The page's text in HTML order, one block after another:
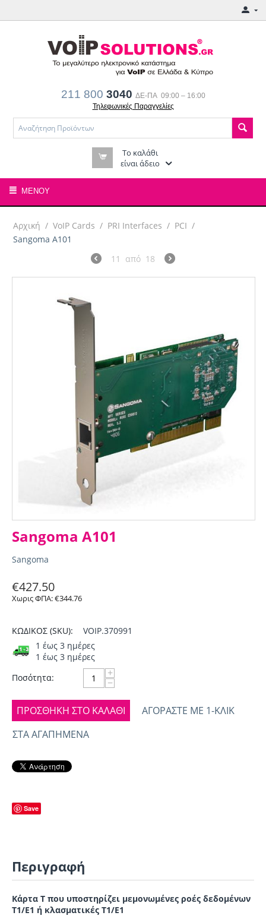
211 800 3040 ΔΕ-ΠΑ 09:00 – 16:00
Τηλεφωνικές Παραγγελίες
Το καλάθι
είναι άδειο
ΜΕΝΟΎ
Αρχική / VoIP Cards / PRI Interfaces / PCI /
Sangoma A101
11
από 18
Sangoma A101
Sangoma
€427.50
Χωρις ΦΠΑ:€344.76
ΚΩΔΙΚΟΣ (SKU):
VOIP.370991
1 έως 3 ημέρες
1 έως 3 ημέρες
Ποσότητα:
+
−
ΠΡΟΣΘΉΚΗ ΣΤΟ ΚΑΛΆΘΙ
ΑΓΟΡΆΣΤΕ ΜΕ 1-ΚΛΙΚ
ΣΤΑ ΑΓΑΠΗΜΈΝΑ
Save
Περιγραφή
Κάρτα T που υποστηρίζει μεμονωμένες ροές δεδομένων
T1/E1 ή κλασματικές T1/E1